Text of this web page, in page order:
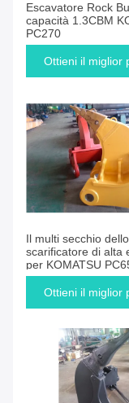
Escavatore Rock
capacità 1.3CBM
PC270
Ottieni il miglior
Il multi secchio dello
scarificatore di alta
per KOMATSU
l'escavatore in
dell'asta
Ottieni il miglior